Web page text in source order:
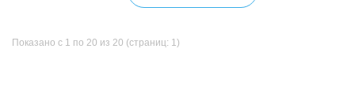
Показано с 1 по 20 из 20 (страниц: 1)